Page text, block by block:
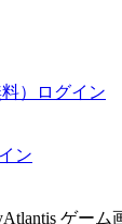
） ログイン